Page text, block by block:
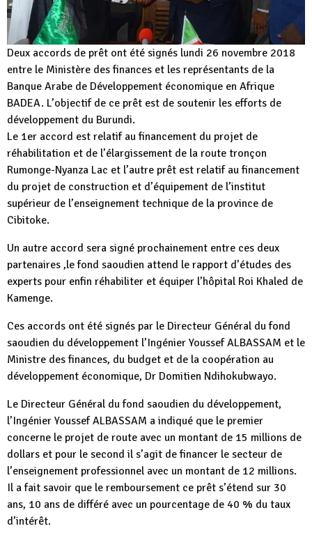
Deux accords de prêt ont été signés lundi 26 novembre 2018
entre le Ministère des finances et les représentants de la
Banque Arabe de Développement économique en Afrique
BADEA. L’objectif de ce prêt est de soutenir les efforts de
développement du Burundi.
Le 1er accord est relatif au financement du projet de
réhabilitation et de l’élargissement de la route tronçon
Rumonge-Nyanza Lac et l’autre prêt est relatif au financement
du projet de construction et d’équipement de l’institut
supérieur de l’enseignement technique de la province de
Cibitoke.
Un autre accord sera signé prochainement entre ces deux
partenaires ,le fond saoudien attend le rapport d’études des
experts pour enfin réhabiliter et équiper l’hôpital Roi Khaled de
Kamenge.
Ces accords ont été signés par le Directeur Général du fond
saoudien du développement l’Ingénier Youssef ALBASSAM et le
Ministre des finances, du budget et de la coopération au
développement économique, Dr Domitien Ndihokubwayo.
Le Directeur Général du fond saoudien du développement,
l’Ingénier Youssef ALBASSAM a indiqué que le premier
concerne le projet de route avec un montant de 15 millions de
dollars et pour le second il s’agit de financer le secteur de
l’enseignement professionnel avec un montant de 12 millions.
Il a fait savoir que le remboursement ce prêt s’étend sur 30
ans, 10 ans de différé avec un pourcentage de 40 % du taux
d’intérêt.